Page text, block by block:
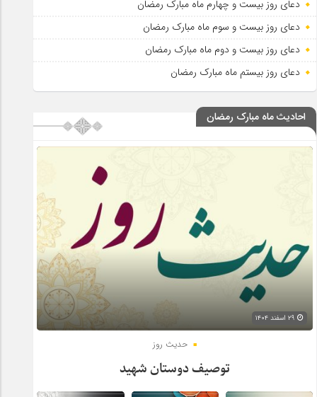
دعای روز بیست و چهارم ماه مبارک رمضان
دعای روز بیست و سوم ماه مبارک رمضان
دعای روز بیست و دوم ماه مبارک رمضان
دعای روز بیستم ماه مبارک رمضان
احادیث ماه مبارک رمضان
حدیث روز
توصیف دوستان شهید